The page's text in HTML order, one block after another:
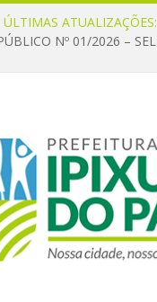
ÚLTIMAS ATUALIZAÇÕES: